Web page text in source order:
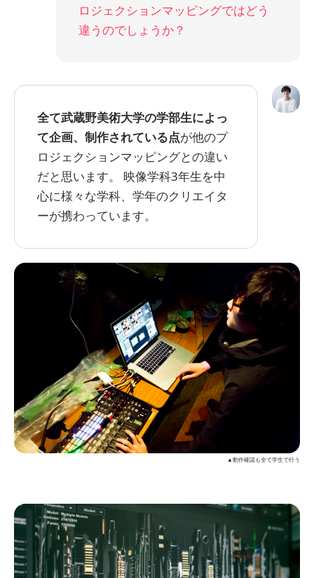
ロジェクションマッピングではどう
違うのでしょうか？
全て武蔵野美術大学の学部生によっ
て企画、制作されている点が他のプ
ロジェクションマッピングとの違い
だと思います。 映像学科3年生を中
心に様々な学科、学年のクリエイタ
ーが携わっています。
▲動作確認も全て学生で行う